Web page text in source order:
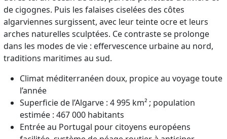
de cigognes. Puis les falaises ciselées des côtes
algarviennes surgissent, avec leur teinte ocre et leurs
arches naturelles sculptées. Ce contraste se prolonge
dans les modes de vie : effervescence urbaine au nord,
traditions maritimes au sud.
Climat méditerranéen doux, propice au voyage toute
l’année
Superficie de l’Algarve : 4 995 km² ; population
estimée : 467 000 habitants
Entrée au Portugal pour citoyens européens